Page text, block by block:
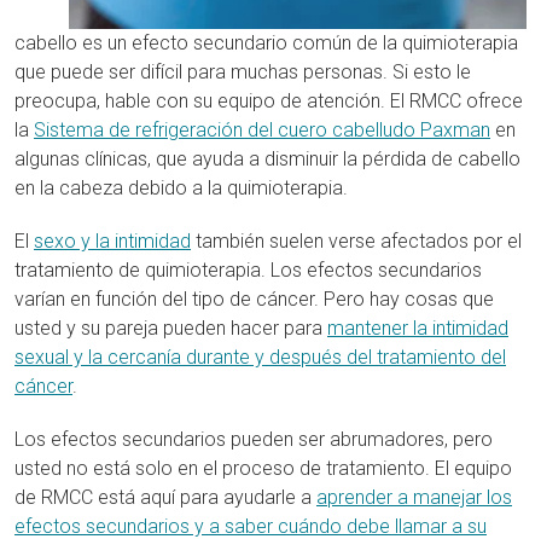
cabello es un efecto secundario común de la quimioterapia
que puede ser difícil para muchas personas. Si esto le
preocupa, hable con su equipo de atención. El RMCC ofrece
la Sistema de refrigeración del cuero cabelludo Paxman en
algunas clínicas, que ayuda a disminuir la pérdida de cabello
en la cabeza debido a la quimioterapia.
El sexo y la intimidad también suelen verse afectados por el
tratamiento de quimioterapia. Los efectos secundarios
varían en función del tipo de cáncer. Pero hay cosas que
usted y su pareja pueden hacer para mantener la intimidad
sexual y la cercanía durante y después del tratamiento del
cáncer.
Los efectos secundarios pueden ser abrumadores, pero
usted no está solo en el proceso de tratamiento. El equipo
de RMCC está aquí para ayudarle a aprender a manejar los
efectos secundarios y a saber cuándo debe llamar a su